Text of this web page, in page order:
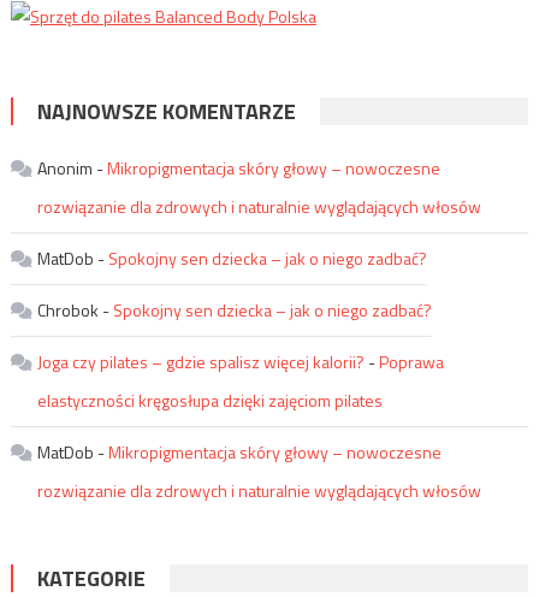
NAJNOWSZE KOMENTARZE
Anonim -Mikropigmentacja skóry głowy – nowoczesne
rozwiązanie dla zdrowych i naturalnie wyglądających włosów
MatDob -Spokojny sen dziecka – jak o niego zadbać?
Chrobok -Spokojny sen dziecka – jak o niego zadbać?
Joga czy pilates – gdzie spalisz więcej kalorii? -Poprawa
elastyczności kręgosłupa dzięki zajęciom pilates
MatDob -Mikropigmentacja skóry głowy – nowoczesne
rozwiązanie dla zdrowych i naturalnie wyglądających włosów
KATEGORIE